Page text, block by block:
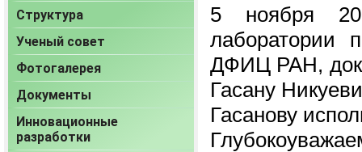
Структура
Ученый совет
Фотогалерея
Документы
Инновационные
разработки
5 ноября
лаборатории
ДФИЦ РАН,
Гасану
Гасанову